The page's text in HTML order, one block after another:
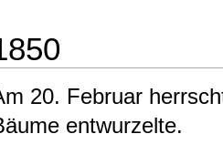
20. Februar
entwurzelte.